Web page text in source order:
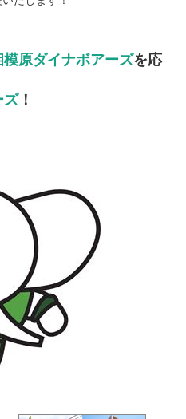
模原ダイナボアーズを応
ズ！